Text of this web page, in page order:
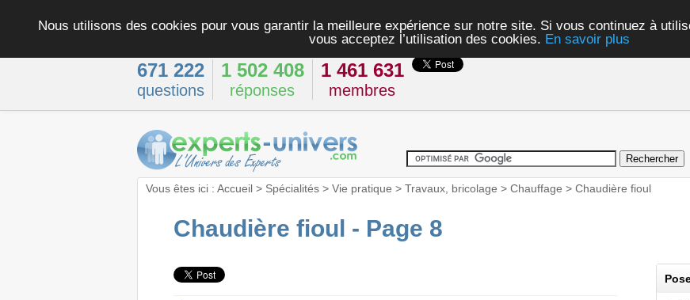
Nous utilisons des cookies pour vous garantir la meilleure expérience sur notre site. Si vous continuez à
vous acceptez l’utilisation des cookies. En savoir plus
671 222
questions
1 502 408
réponses
1 461 631
membres
Vous êtes ici : Accueil> Spécialités> Vie pratique > Travaux, bricolage > Chauffage > Chaudière fioul
Chaudière fioul - Page 8